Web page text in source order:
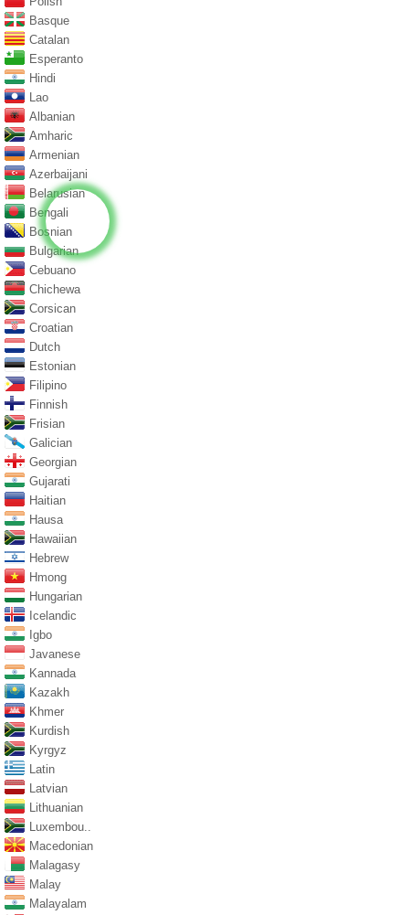
Basque
Catalan
Esperanto
Hindi
Lao
Albanian
Amharic
Armenian
Azerbaijani
Belarusian
Bengali
Bosnian
Bulgarian
Cebuano
Chichewa
Corsican
Croatian
Dutch
Estonian
Filipino
Finnish
Frisian
Galician
Georgian
Gujarati
Haitian
Hausa
Hawaiian
Hebrew
Hmong
Hungarian
Icelandic
Igbo
Javanese
Kannada
Kazakh
Khmer
Kurdish
Kyrgyz
Latin
Latvian
Lithuanian
Luxembou..
Macedonian
Malagasy
Malay
Malayalam